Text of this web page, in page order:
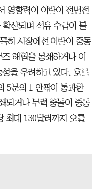
영향력이 이란이 전면전
산되며 석유 수급이 불
히 시장에선 이란이 중동
해협을 봉쇄하거나 이
을 우려하고 있다. 호르
5분의 1 안팎이 통과한
되거나 무력 충돌이 중동
최대 130달러까지 오를